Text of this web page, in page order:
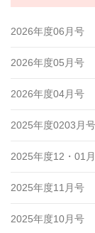
2026年度06月号
2026年度05月号
2026年度04月号
2025年度0203月号
2025年度12・01
2025年度11月号
2025年度10月号